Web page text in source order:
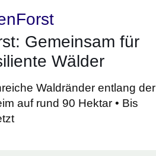
Gemeinsam für
Wälder
Waldränder entlang der
auf rund 90 Hektar • Bis